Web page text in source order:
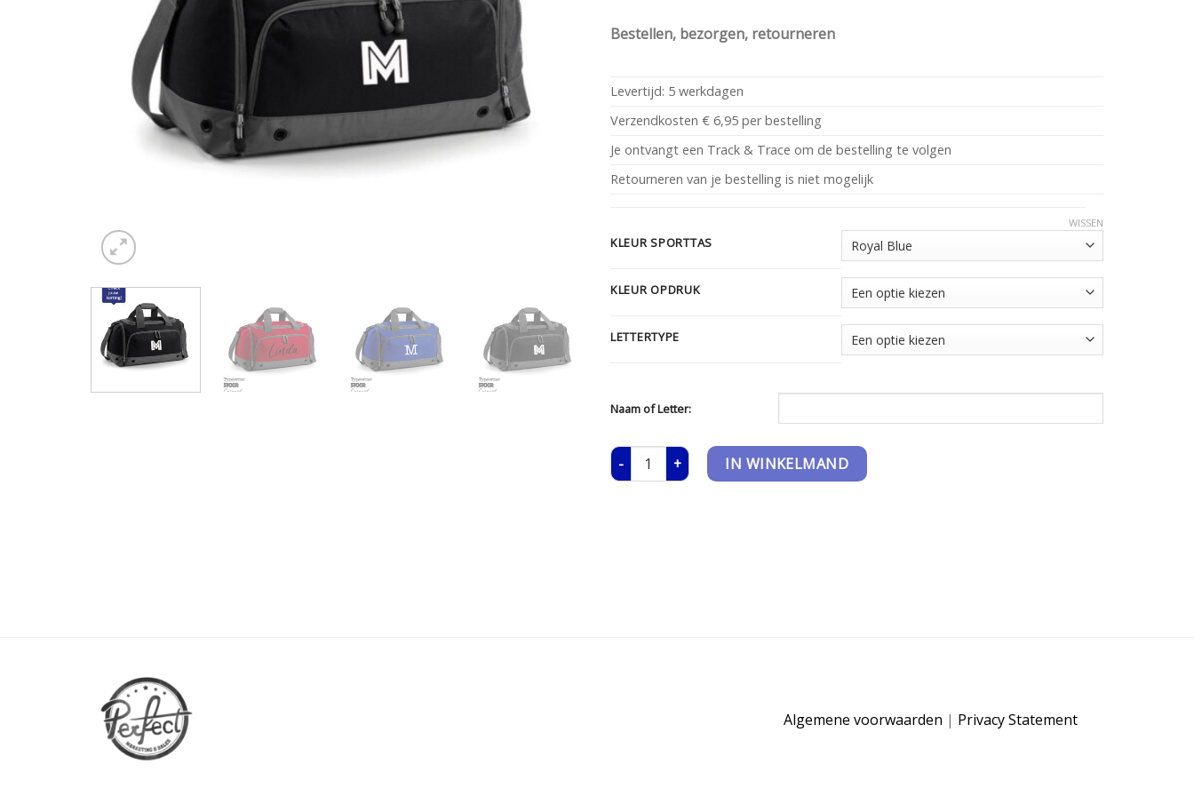
Bestellen, bezorgen, retourneren
Levertijd: 5 werkdagen
Verzendkosten € 6,95 per bestelling
Je ontvangt een Track & Trace om de bestelling te volgen
Retourneren van je bestelling is niet mogelijk
KLEUR SPORTTAS
KLEUR OPDRUK
LETTERTYPE
WISSEN
Naam of Letter:
Sporttas aantal IN WINKELMAND
Algemene voorwaarden | Privacy Statement